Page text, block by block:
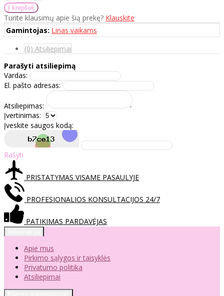
Turite klausimų apie šią prekę? Klauskite
Gamintojas: Linas vaikams
(0) Atsiliepimai
Parašyti atsiliepimą
Vardas:
El. pašto adresas:
Atsiliepimas:
Įvertinimas:
Įveskite saugos kodą:
Rašyti
PRISTATYMAS VISAME PASAULYJE
PROFESIONALIOS KONSULTACIJOS 24/7
PATIKIMAS PARDAVĖJAS
Apie mus
Pirkimo sąlygos ir taisyklės
Privatumo politika
Atsiliepimai